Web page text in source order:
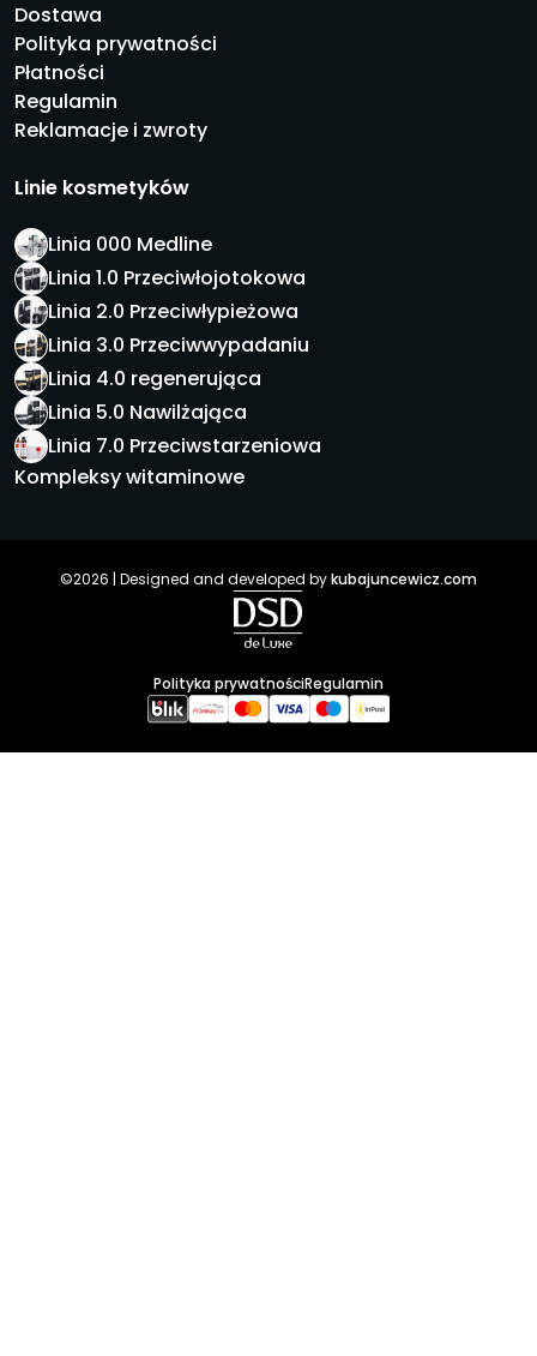
Dostawa
Polityka prywatności
Płatności
Regulamin
Reklamacje i zwroty
Linie kosmetyków
Linia 000 Medline
Linia 1.0 Przeciwłojotokowa
Linia 2.0 Przeciwłypieżowa
Linia 3.0 Przeciwwypadaniu
Linia 4.0 regenerująca
Linia 5.0 Nawilżająca
Linia 7.0 Przeciwstarzeniowa
Kompleksy witaminowe
©2026 | Designed and developed bykubajuncewicz.com
Polityka prywatnościRegulamin